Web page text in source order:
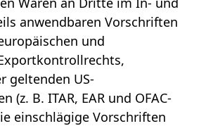
anwendbaren Vorschriften
und
geltenden US-
(z. B. ITAR, EAR und OFAC-
einschlägige Vorschriften